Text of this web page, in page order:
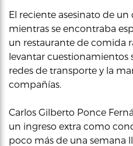
El reciente asesinato de
mientras se encontraba
un restaurante de comida
levantar cuestionamientos
redes de transporte y la
compañías.
Carlos Gilberto Ponce
un ingreso extra como
poco más de una semana